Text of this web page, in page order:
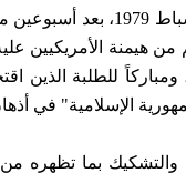
وبالفعل عاد الخميني إلى
من هيمنة الأمريكيين
ومباركاً للطلبة الذين
والتشكيك بما تظهره